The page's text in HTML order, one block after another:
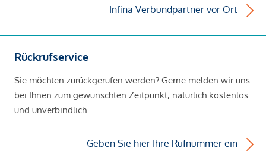
Infina Verbundpartner vor Ort
Rückrufservice
Sie möchten zurückgerufen werden? Gerne melden wir uns
bei Ihnen zum gewünschten Zeitpunkt, natürlich kostenlos
und unverbindlich.
Geben Sie hier Ihre Rufnummer ein